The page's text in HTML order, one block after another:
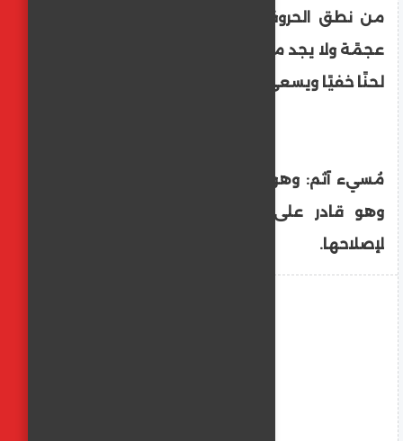
من نطق الحروف نطقًا صحيحًا إما خلقًة أو
عجمًة ولا يجد من يعلمه القراءة، أو من يلحن
لحنًا خفيًا ويسعى لإصلاحه.
مُسيء آثم: وهو من يلحن بالقراءة لحنًا جليًا
وهو قادر على تصحيح قراءته ولا يسعى
لإصلاحها.